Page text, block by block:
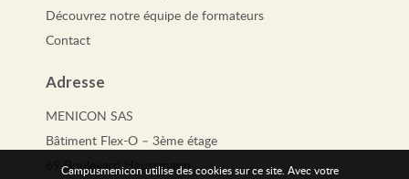
Découvrez notre équipe de formateurs
Contact
Adresse
MENICON SAS
Bâtiment Flex-O – 3ème étage
69 Boulevard Haussmann
Campusmenicon utilise des cookies sur ce site. Avec votre